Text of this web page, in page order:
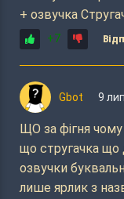
+ озвучка
+7
Gbot 9
ЩО за фігня чому
що стругачка що
озвучки
лише ярлик з